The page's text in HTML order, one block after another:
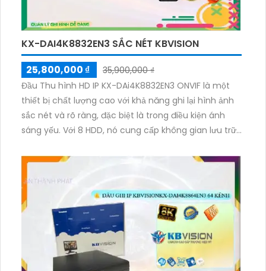
KX-DAI4K8832EN3 SẮC NÉT KBVISION
25,800,000 ₫
35,900,000 ₫
Đầu Thu hình HD IP KX-DAi4K8832EN3 ONVIF là một
thiết bị chất lượng cao với khả năng ghi lại hình ảnh
sắc nét và rõ ràng, đặc biệt là trong điều kiện ánh
sáng yếu. Với 8 HDD, nó cung cấp không gian lưu trữ
sản phẩm mỹ thuật mang lại vẻ đẹp tinh tế và hiện
đại. Đầu Ghi 32 kênh của nó cho phép bạn ghi lại
nhiều kênh cùng một lúc. Ngoài ra, thiết bị còn được
trang bị công nghệ IP mới giúp xử lý hình ảnh sáng
đẹp một cách tốt nhất. Với chức năng ưu việt của
Công Nghệ AI, nó có khả năng nhận diện khuôn mặt
hiệu quả và đáng tin cậy. Thiết bị cũng được phát
triển với công nghệ ONVIF cao cấp, mang lại tính linh